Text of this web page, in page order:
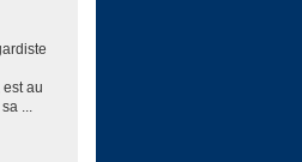
au
...